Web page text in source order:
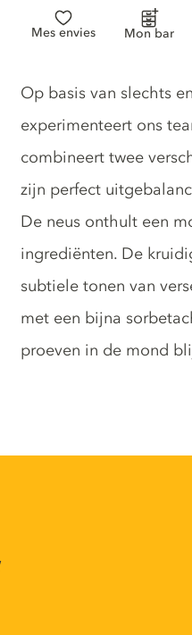
Mes envies Mon bar
Gin description
Op basis van slechts
experimenteert ons
combineert twee
zijn perfect
De neus onthult een
ingrediënten. De
subtiele tonen van
met een bijna
proeven in de mond